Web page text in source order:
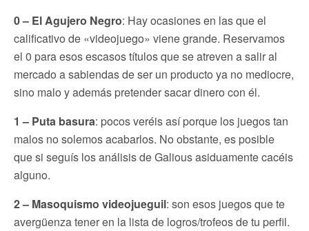
0 – El Agujero Negro: Hay ocasiones en las que el
calificativo de «videojuego» viene grande. Reservamos
el 0 para esos escasos títulos que se atreven a salir al
mercado a sabiendas de ser un producto ya no mediocre,
sino malo y además pretender sacar dinero con él.
1 – Puta basura: pocos veréis así porque los juegos tan
malos no solemos acabarlos. No obstante, es posible
que si seguís los análisis de Galious asiduamente cacéis
alguno.
2 – Masoquismo videojueguil: son esos juegos que te
avergüenza tener en la lista de logros/trofeos de tu perfil.